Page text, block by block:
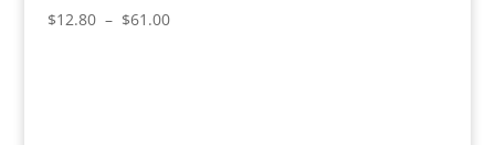
$12.80 – $61.00Plage